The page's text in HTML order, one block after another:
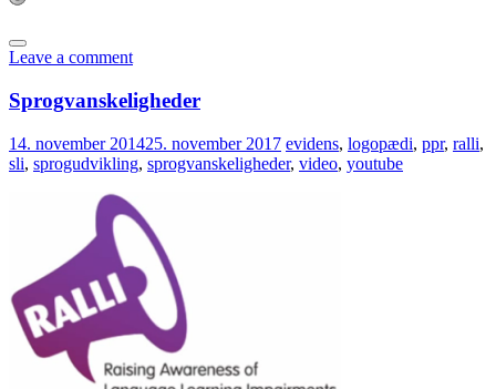
Leave a comment
Sprogvanskeligheder
14. november 201425. november 2017 evidens, logopædi, ppr, ralli,
sli, sprogudvikling, sprogvanskeligheder, video, youtube